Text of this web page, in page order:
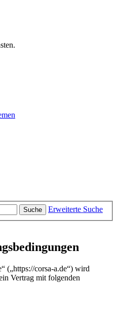
Suche
Erweiterte Suche
(„https://corsa-a.de“) wird
Vertrag mit folgenden